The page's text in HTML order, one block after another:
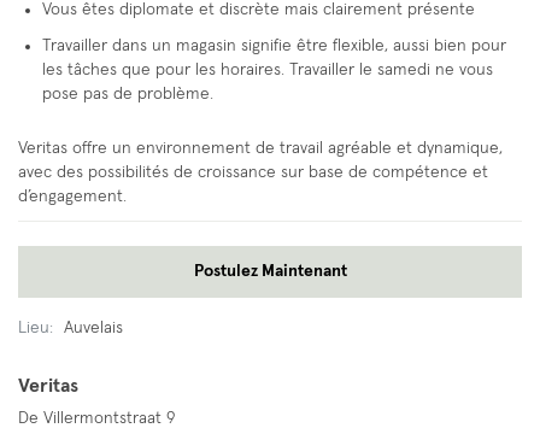
Vous êtes diplomate et discrète mais clairement présente
Travailler dans un magasin signifie être flexible, aussi bien pour
les tâches que pour les horaires. Travailler le samedi ne vous
pose pas de problème.
Veritas offre un environnement de travail agréable et dynamique,
avec des possibilités de croissance sur base de compétence et
d’engagement.
Postulez Maintenant
Lieu: Auvelais
Veritas
De Villermontstraat 9